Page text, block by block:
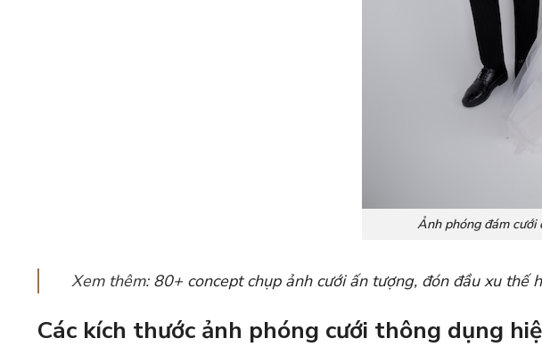
Ảnh phóng đám cưới
Xem thêm: 80+ concept chụp ảnh cưới ấn tượng, đón đầu xu thế
Các kích thước ảnh phóng cưới thông dụng